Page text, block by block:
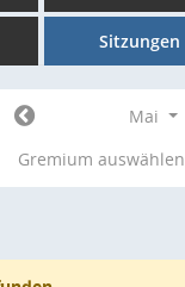
Sitzungen
Mai
Gremium auswählen